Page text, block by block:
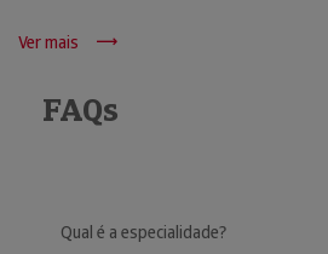
Ver mais
FAQs
Qual é a especialidade?